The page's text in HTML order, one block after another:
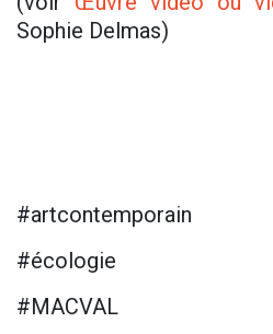
Sophie Delmas)
#artcontemporain
#écologie
#MACVAL